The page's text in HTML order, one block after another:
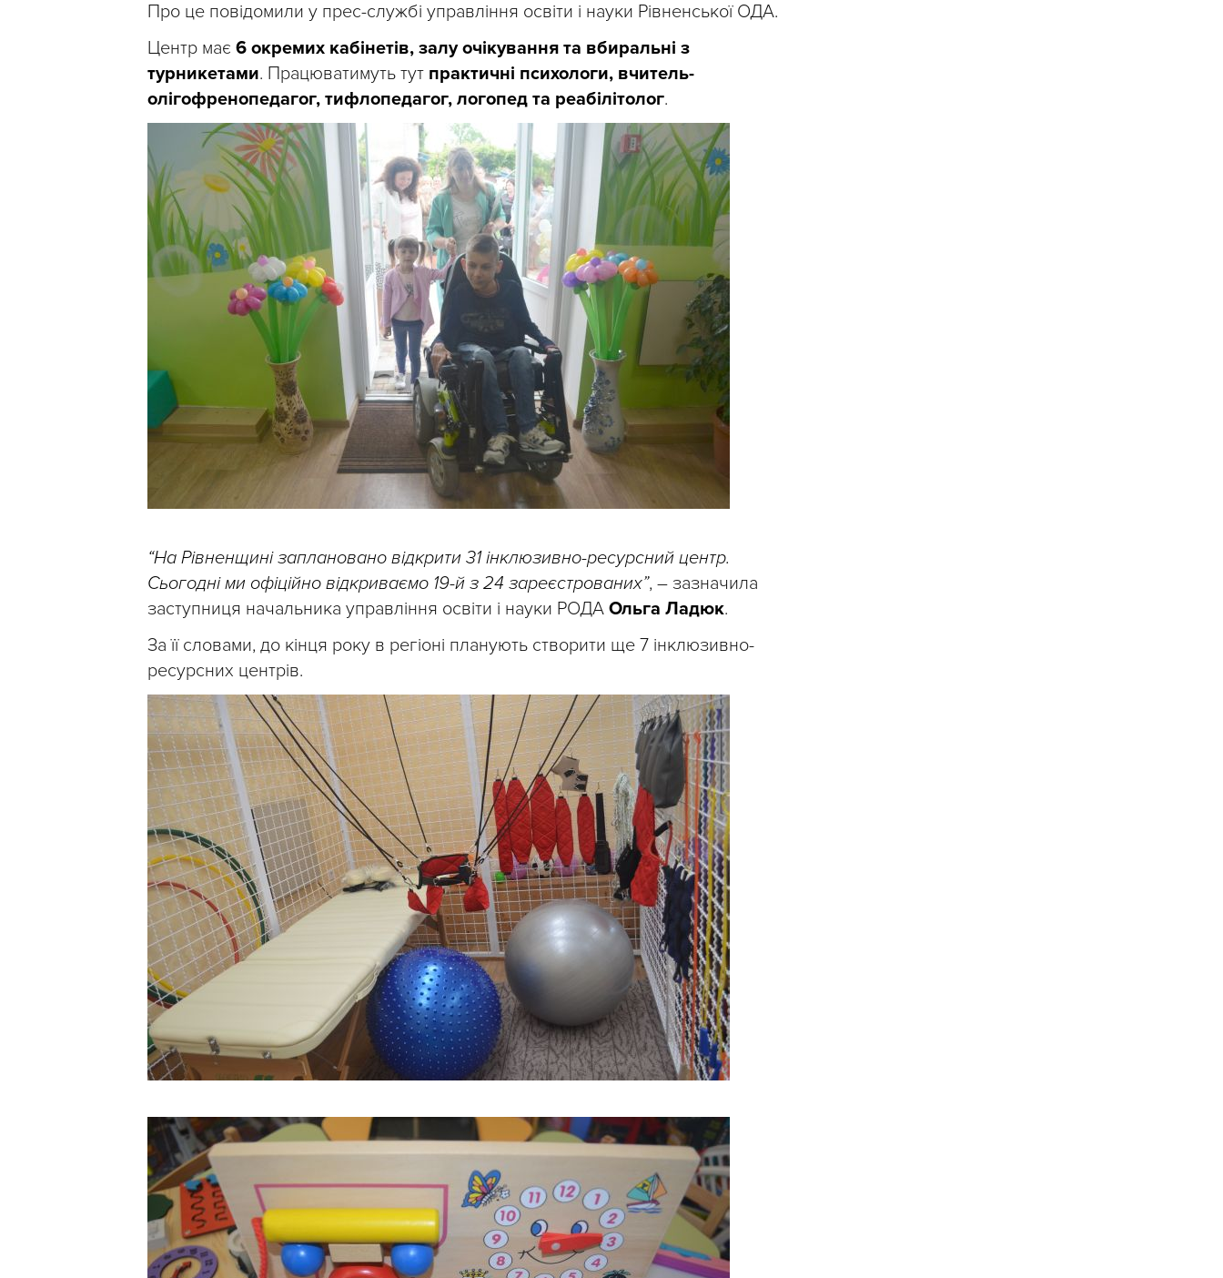
Про це повідомили у прес-службі управління освіти і науки Рівненської ОДА.
Центр має 6 окремих кабінетів, залу очікування та вбиральні з
турникетами. Працюватимуть тут практичні психологи, вчитель-
олігофренопедагог, тифлопедагог, логопед та реабілітолог.
“На Рівненщині заплановано відкрити 31 інклюзивно-ресурсний центр.
Сьогодні ми офіційно відкриваємо 19-й з 24 зареєстрованих”, – зазначила
заступниця начальника управління освіти і науки РОДА Ольга Ладюк.
За її словами, до кінця року в регіоні планують створити ще 7 інклюзивно-
ресурсних центрів.